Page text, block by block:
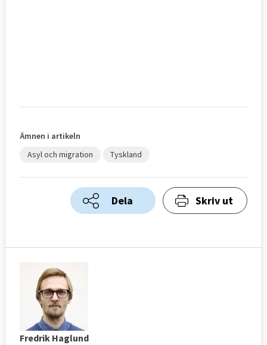
Ämnen i artikeln
Asyl och migration
Tyskland
Dela Skriv ut
Fredrik Haglund